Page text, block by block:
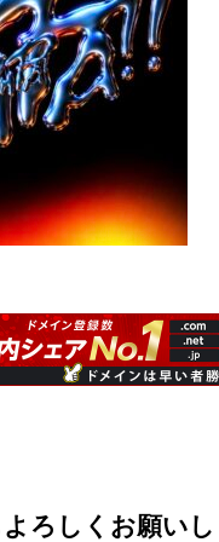
ろしくお願い